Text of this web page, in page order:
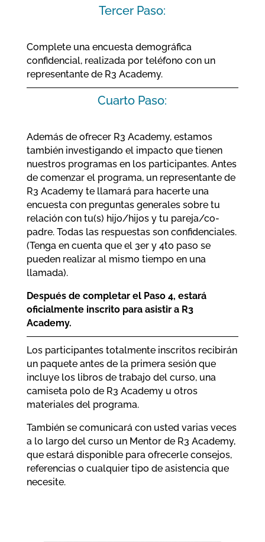
Tercer Paso:
Complete una encuesta demográfica
confidencial, realizada por teléfono con un
representante de R3 Academy.
Cuarto Paso:
Además de ofrecer R3 Academy, estamos
también investigando el impacto que tienen
nuestros programas en los participantes. Antes
de comenzar el programa, un representante de
R3 Academy te llamará para hacerte una
encuesta con preguntas generales sobre tu
relación con tu(s) hijo/hijos y tu pareja/co-
padre. Todas las respuestas son confidenciales.
(Tenga en cuenta que el 3er y 4to paso se
pueden realizar al mismo tiempo en una
llamada).
Después de completar el Paso 4, estará
oficialmente inscrito para asistir a R3
Academy.
Los participantes totalmente inscritos recibirán
un paquete antes de la primera sesión que
incluye los libros de trabajo del curso, una
camiseta polo de R3 Academy u otros
materiales del programa.
También se comunicará con usted varias veces
a lo largo del curso un Mentor de R3 Academy,
que estará disponible para ofrecerle consejos,
referencias o cualquier tipo de asistencia que
necesite.